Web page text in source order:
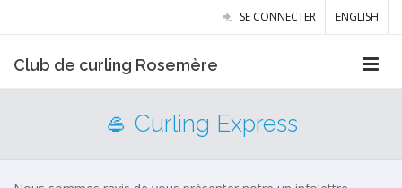
SE CONNECTER ENGLISH
Club de curling Rosemère
🥌 Curling Express